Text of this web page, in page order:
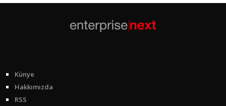
Künye
Hakkımızda
RSS